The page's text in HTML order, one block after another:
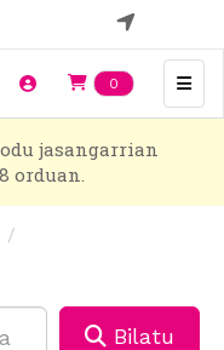
0 Items en
jasangarrian
orduan.
Bilatu